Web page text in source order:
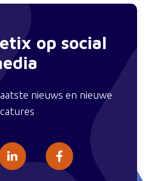
op social
nieuws en nieuwe